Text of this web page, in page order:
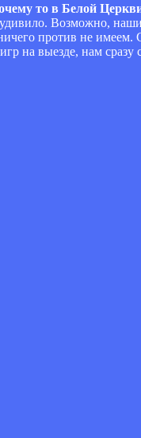
то в Белой
Возможно,
против не имеем.
на выезде, нам